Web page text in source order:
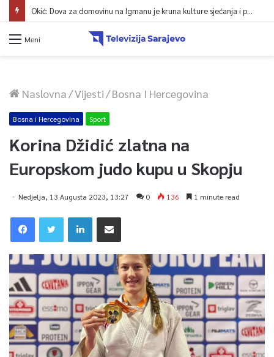
Okić: Dova za domovinu na Igmanu je kruna kulture sjećanja i poruka jedinstva
Meni
Naslovna/Vijesti/Bosna I Hercegovina
Bosna i Hercegovina Sport
Korina Džidić zlatna na
Europskom judo kupu u Skopju
Nedjelja, 13 Augusta 2023, 13:27 0 136 1 minute read